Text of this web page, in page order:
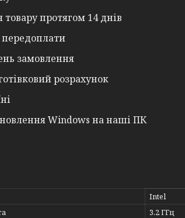
протягом 14 днів
передоплати
замовлення
розрахунок
Windows на наші ПК
Intel
3.2 ГГц